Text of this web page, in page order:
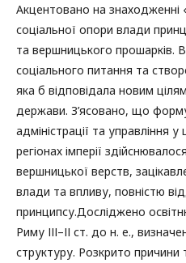
Акцентовано на знаходженні
соціальної опори влади
та вершницького прошарків.
соціального питання та
яка б відповідала новим
держави. З’ясовано, що
адміністрації та управління
регіонах імперії
вершницької верств,
влади та впливу, повністю
принципсу.Досліджено
Риму ІІІ–ІІ ст. до н. е.,
структуру. Розкрито причини